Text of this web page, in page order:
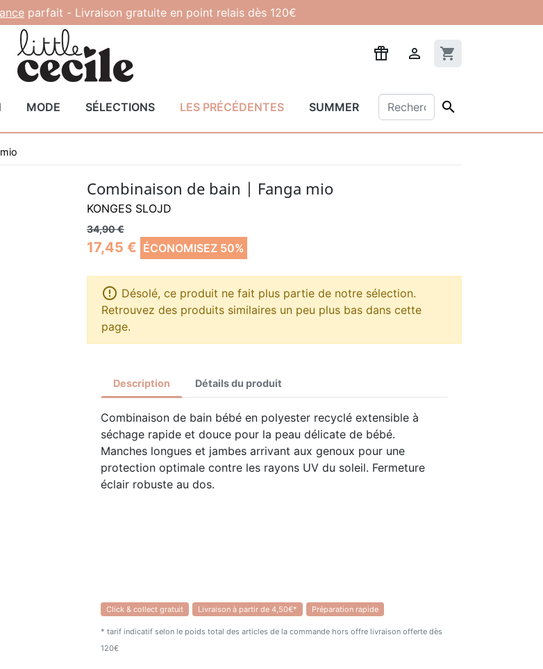
parfait - Livraison gratuite en point relais dès 120€
 shopping_cart
MODE SÉLECTIONS LES PRÉCÉDENTES SUMMER 
Combinaison de bain | Fanga mio
KONGES SLOJD
34,90 €
17,45 € ÉCONOMISEZ 50%
 Désolé, ce produit ne fait plus partie de notre sélection.
Retrouvez des produits similaires un peu plus bas dans cette
page.
Description Détails du produit
Combinaison de bain bébé en polyester recyclé extensible à
séchage rapide et douce pour la peau délicate de bébé.
Manches longues et jambes arrivant aux genoux pour une
protection optimale contre les rayons UV du soleil. Fermeture
éclair robuste au dos.
Click & collect gratuit Livraison à partir de 4,50€* Préparation rapide
* tarif indicatif selon le poids total des articles de la commande hors offre livraison offerte dès
120€